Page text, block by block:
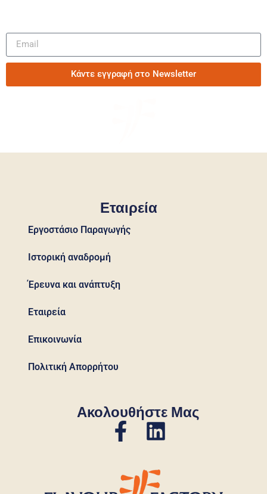
Κάντε εγγραφή στο Newsletter
Εταιρεία
Εργοστάσιο Παραγωγής
Ιστορική αναδρομή
Έρευνα και ανάπτυξη
Εταιρεία
Επικοινωνία
Πολιτική Απορρήτου
Ακολουθήστε Μας